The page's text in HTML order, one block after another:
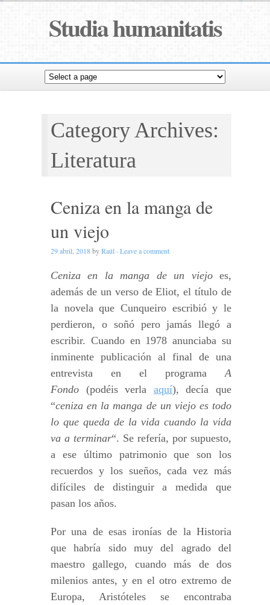
Studia humanitatis
Category Archives:
Literatura
Ceniza en la manga de
un viejo
29 abril, 2018byRaúl · Leave a comment
Ceniza en la manga de un viejoes,
además de un verso de Eliot, el título de
la novela que Cunqueiro escribió y le
perdieron, o soñó pero jamás llegó a
escribir. Cuando en 1978 anunciaba su
inminente publicación al final de una
entrevista en el programaA
Fondo (podéis verla aquí), decía que
“ceniza en la manga de un viejo es todo
lo que queda de la vida cuando la vida
va a terminar“. Se refería, por supuesto,
a ese último patrimonio que son los
recuerdos y los sueños, cada vez más
difíciles de distinguir a medida que
pasan los años.
Por una de esas ironías de la Historia
que habría sido muy del agrado del
maestro gallego, cuando más de dos
milenios antes, y en el otro extremo de
Europa, Aristóteles se encontraba